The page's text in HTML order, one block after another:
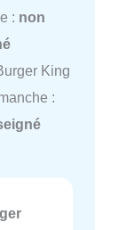
: non
King
: